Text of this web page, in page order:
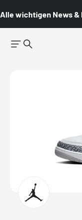
Alle wichtigen News &